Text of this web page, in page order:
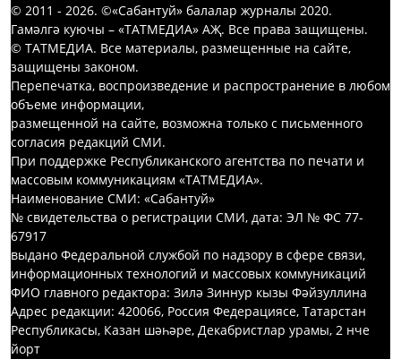
© 2011 - 2026. ©«Сабантуй» балалар журналы 2020.
Гамәлгә куючы – «ТАТМЕДИА» АҖ. Все права защищены.
© ТАТМЕДИА. Все материалы, размещенные на сайте,
защищены законом.
Перепечатка, воспроизведение и распространение в любом
объеме информации,
размещенной на сайте, возможна только с письменного
согласия редакций СМИ.
При поддержке Республиканского агентства по печати и
массовым коммуникациям «ТАТМЕДИА».
Наименование СМИ: «Сабантуй»
№ свидетельства о регистрации СМИ, дата: ЭЛ № ФС 77-
67917
выдано Федеральной службой по надзору в сфере связи,
информационных технологий и массовых коммуникаций
ФИО главного редактора: Зилә Зиннур кызы Фәйзуллина
Адрес редакции: 420066, Россия Федерациясе, Татарстан
Республикасы, Казан шәһәре, Декабристлар урамы, 2 нче
йорт